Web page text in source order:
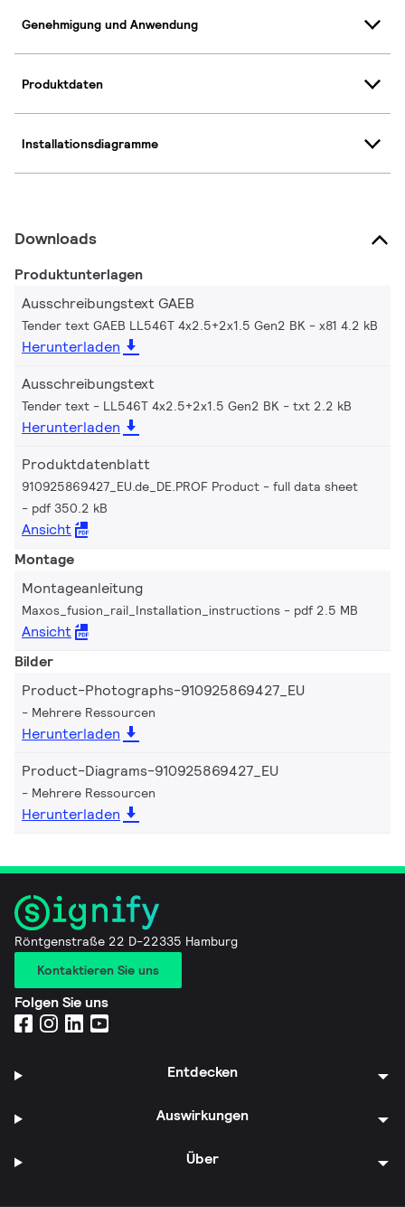
Genehmigung und Anwendung
Produktdaten
Installationsdiagramme
Downloads
Produktunterlagen
Ausschreibungstext GAEB
Tender text GAEB LL546T 4x2.5+2x1.5 Gen2 BK x81 4.2 kB
Herunterladen
Ausschreibungstext
Tender text - LL546T 4x2.5+2x1.5 Gen2 BK txt 2.2 kB
Herunterladen
Produktdatenblatt
910925869427_EU.de_DE.PROF Product - full data sheet
pdf 350.2 kB
Ansicht
Montage
Montageanleitung
Maxos_fusion_rail_Installation_instructions pdf 2.5 MB
Ansicht
Bilder
Product-Photographs-910925869427_EU
Mehrere Ressourcen
Herunterladen
Product-Diagrams-910925869427_EU
Mehrere Ressourcen
Herunterladen
Röntgenstraße 22 D-22335 Hamburg
Kontaktieren Sie uns
Folgen Sie uns
Entdecken
Auswirkungen
Über